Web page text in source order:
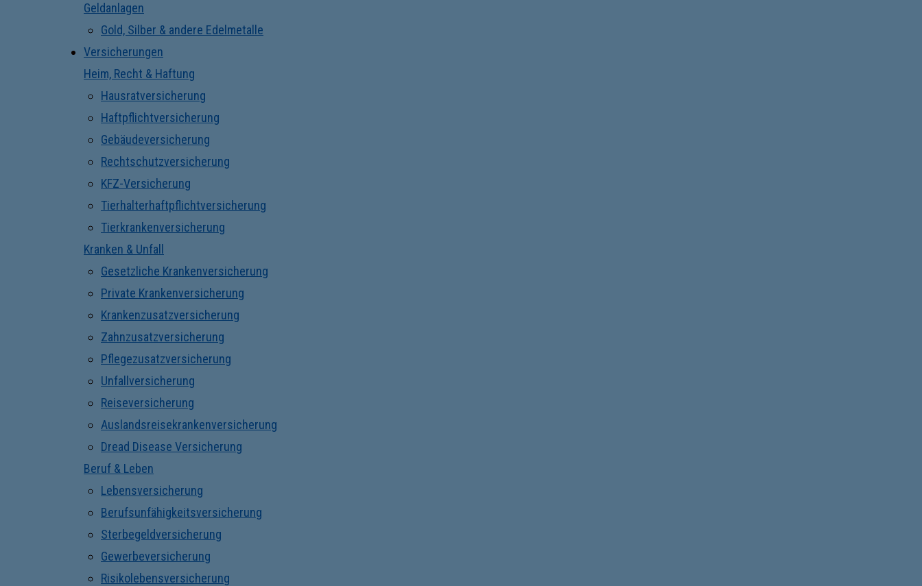
Geldanlagen
Gold, Silber & andere Edelmetalle
Versicherungen
Heim, Recht & Haftung
Hausratversicherung
Haftpflichtversicherung
Gebäudeversicherung
Rechtschutzversicherung
KFZ-Versicherung
Tierhalterhaftpflichtversicherung
Tierkrankenversicherung
Kranken & Unfall
Gesetzliche Krankenversicherung
Private Krankenversicherung
Krankenzusatzversicherung
Zahnzusatzversicherung
Pflegezusatzversicherung
Unfallversicherung
Reiseversicherung
Auslandsreisekrankenversicherung
Dread Disease Versicherung
Beruf & Leben
Lebensversicherung
Berufsunfähigkeitsversicherung
Sterbegeldversicherung
Gewerbeversicherung
Risikolebensversicherung